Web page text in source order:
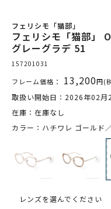
フェリシモ「猫部」
フェリシモ「猫部」
グレーグラデ 51
157201031
フレーム価格： 13,200円(
取扱い開始日：2026年02月
在庫：在庫なし
カラー：ハチワレ ゴールド
レンズを選んでください